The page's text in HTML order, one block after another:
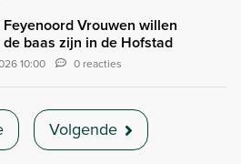
Vrouwen willen
baas zijn in de Hofstad
10:00 0 reacties
Volgende